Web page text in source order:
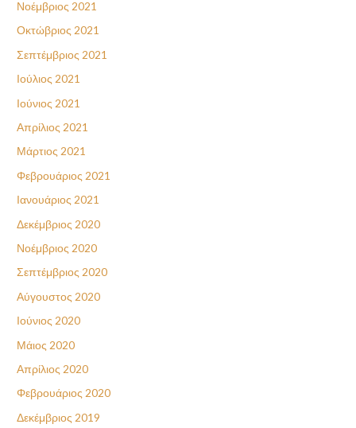
Νοέμβριος 2021
Οκτώβριος 2021
Σεπτέμβριος 2021
Ιούλιος 2021
Ιούνιος 2021
Απρίλιος 2021
Μάρτιος 2021
Φεβρουάριος 2021
Ιανουάριος 2021
Δεκέμβριος 2020
Νοέμβριος 2020
Σεπτέμβριος 2020
Αύγουστος 2020
Ιούνιος 2020
Μάιος 2020
Απρίλιος 2020
Φεβρουάριος 2020
Δεκέμβριος 2019